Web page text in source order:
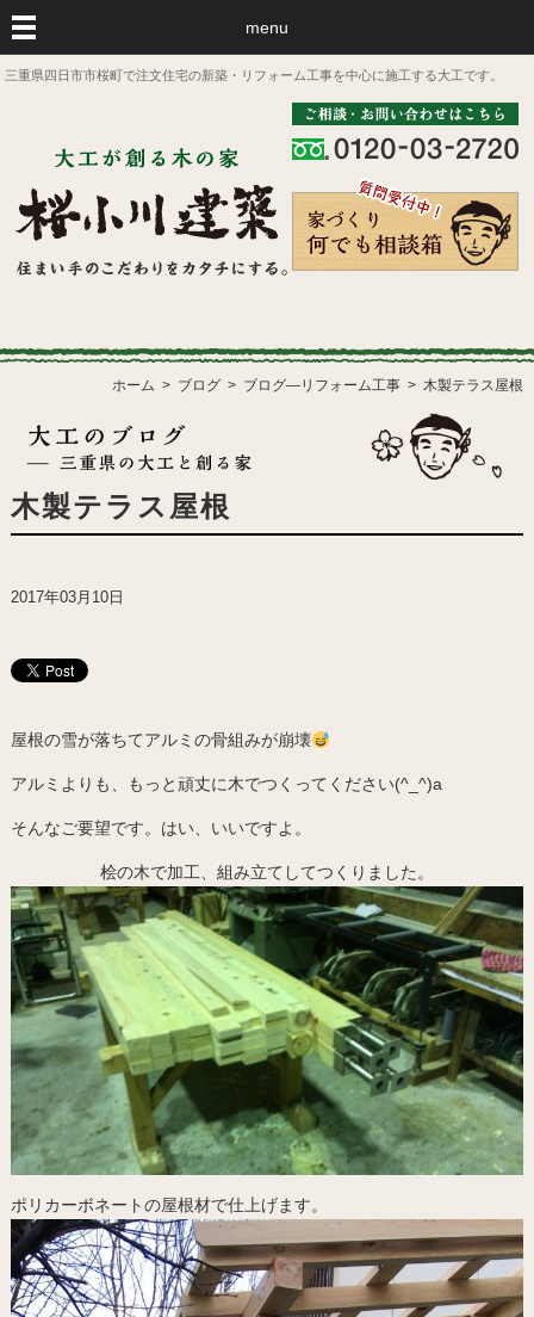
menu
三重県四日市市桜町で注文住宅の新築・リフォーム工事を中心に施工する大工です。
ホーム ブログ ブログ―リフォーム工事 木製テラス屋根
木製テラス屋根
2017年03月10日
屋根の雪が落ちてアルミの骨組みが崩壊
アルミよりも、もっと頑丈に木でつくってください(^_^)a
そんなご要望です。はい、いいですよ。
桧の木で加工、組み立てしてつくりました。
ポリカーボネートの屋根材で仕上げます。